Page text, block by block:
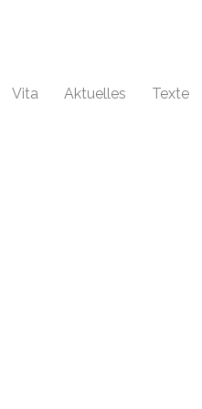
Vita Aktuelles Texte